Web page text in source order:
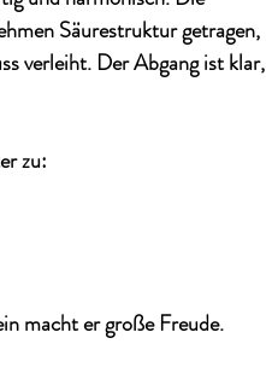
Säurestruktur getragen,
verleiht. Der Abgang ist klar,
zu:
macht er große Freude.